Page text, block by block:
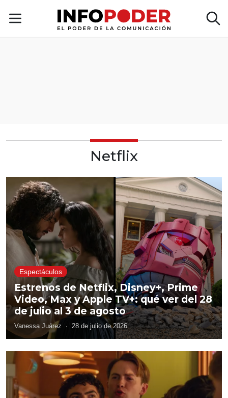
Netflix
Espectáculos
Estrenos de Netflix, Disney+, Prime
Video, Max y Apple TV+: qué ver del 28
de julio al 3 de agosto
Vanessa Juárez · 28 de julio de 2026